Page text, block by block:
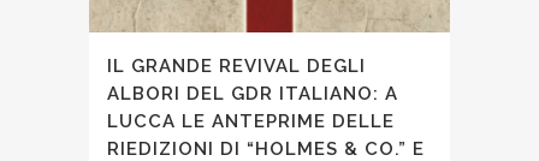
IL GRANDE REVIVAL DEGLI
ALBORI DEL GDR ITALIANO: A
LUCCA LE ANTEPRIME DELLE
RIEDIZIONI DI “HOLMES & CO.” E